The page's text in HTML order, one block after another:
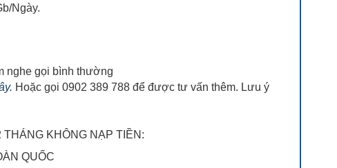
Ngày.
nghe gọi bình thường
Hoặc gọi 0902 389 788 để được tư vấn thêm. Lưu ý
THÁNG KHÔNG NẠP TIỀN:
QUỐC